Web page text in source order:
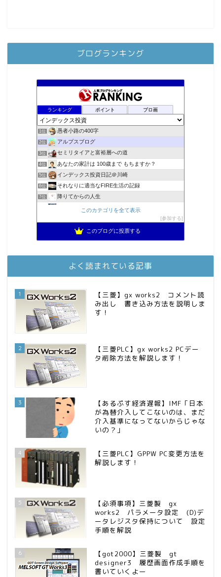
ブログランキング
ランキング ポイント ブロ画
1位 愚者小路の400字
2位 アルプスブログ
3位 セミリタイアと富裕層への道
4位 あなたの家計は 100歳まで もちますか？
5位 インデックス投資日記＠川崎
6位 それなりに適当なFIRE生活の記録
7位 降りてからの人生
2023年(46歳)FIRE！！！＠20XX年FIRE！！！
スパコンSEが効率的投資で一家セミリタイアするブログ
11位 MBAのインデックス投資日記
庶民的家族がインデックス投資でセミリタイア目指してみた
このカテゴリを全て表示
参加する
このブログに投票する
よく読まれている記事
1
【三菱】gx works2 コメント読
み出し 書き込み方法を説明しま
す！
2
【三菱PLC】gx works2 PCデー
タ削除方法を解説します！
3
【あるぷす経済遅報】IMF「日本
が為替介入してこないのは、まだ
介入基準になってないからじゃな
いの？」
4
【三菱PLC】GPPW PC変更方法を
解説します！
5
【必須事項】三菱製 gx
works2 パラメータ設定 (D)デ
ータレジスタ保持について 設定
手順を解説
6
【got2000】三菱製 gt
designer3 履歴画面作成手順を
書いていくよー